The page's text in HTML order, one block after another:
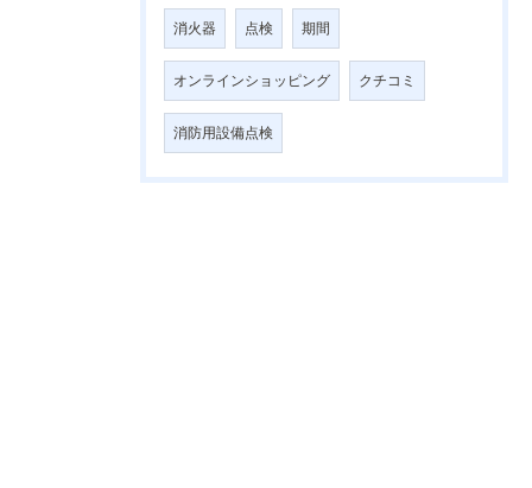
消火器 点検 期間
オンラインショッピング クチコミ
消防用設備点検